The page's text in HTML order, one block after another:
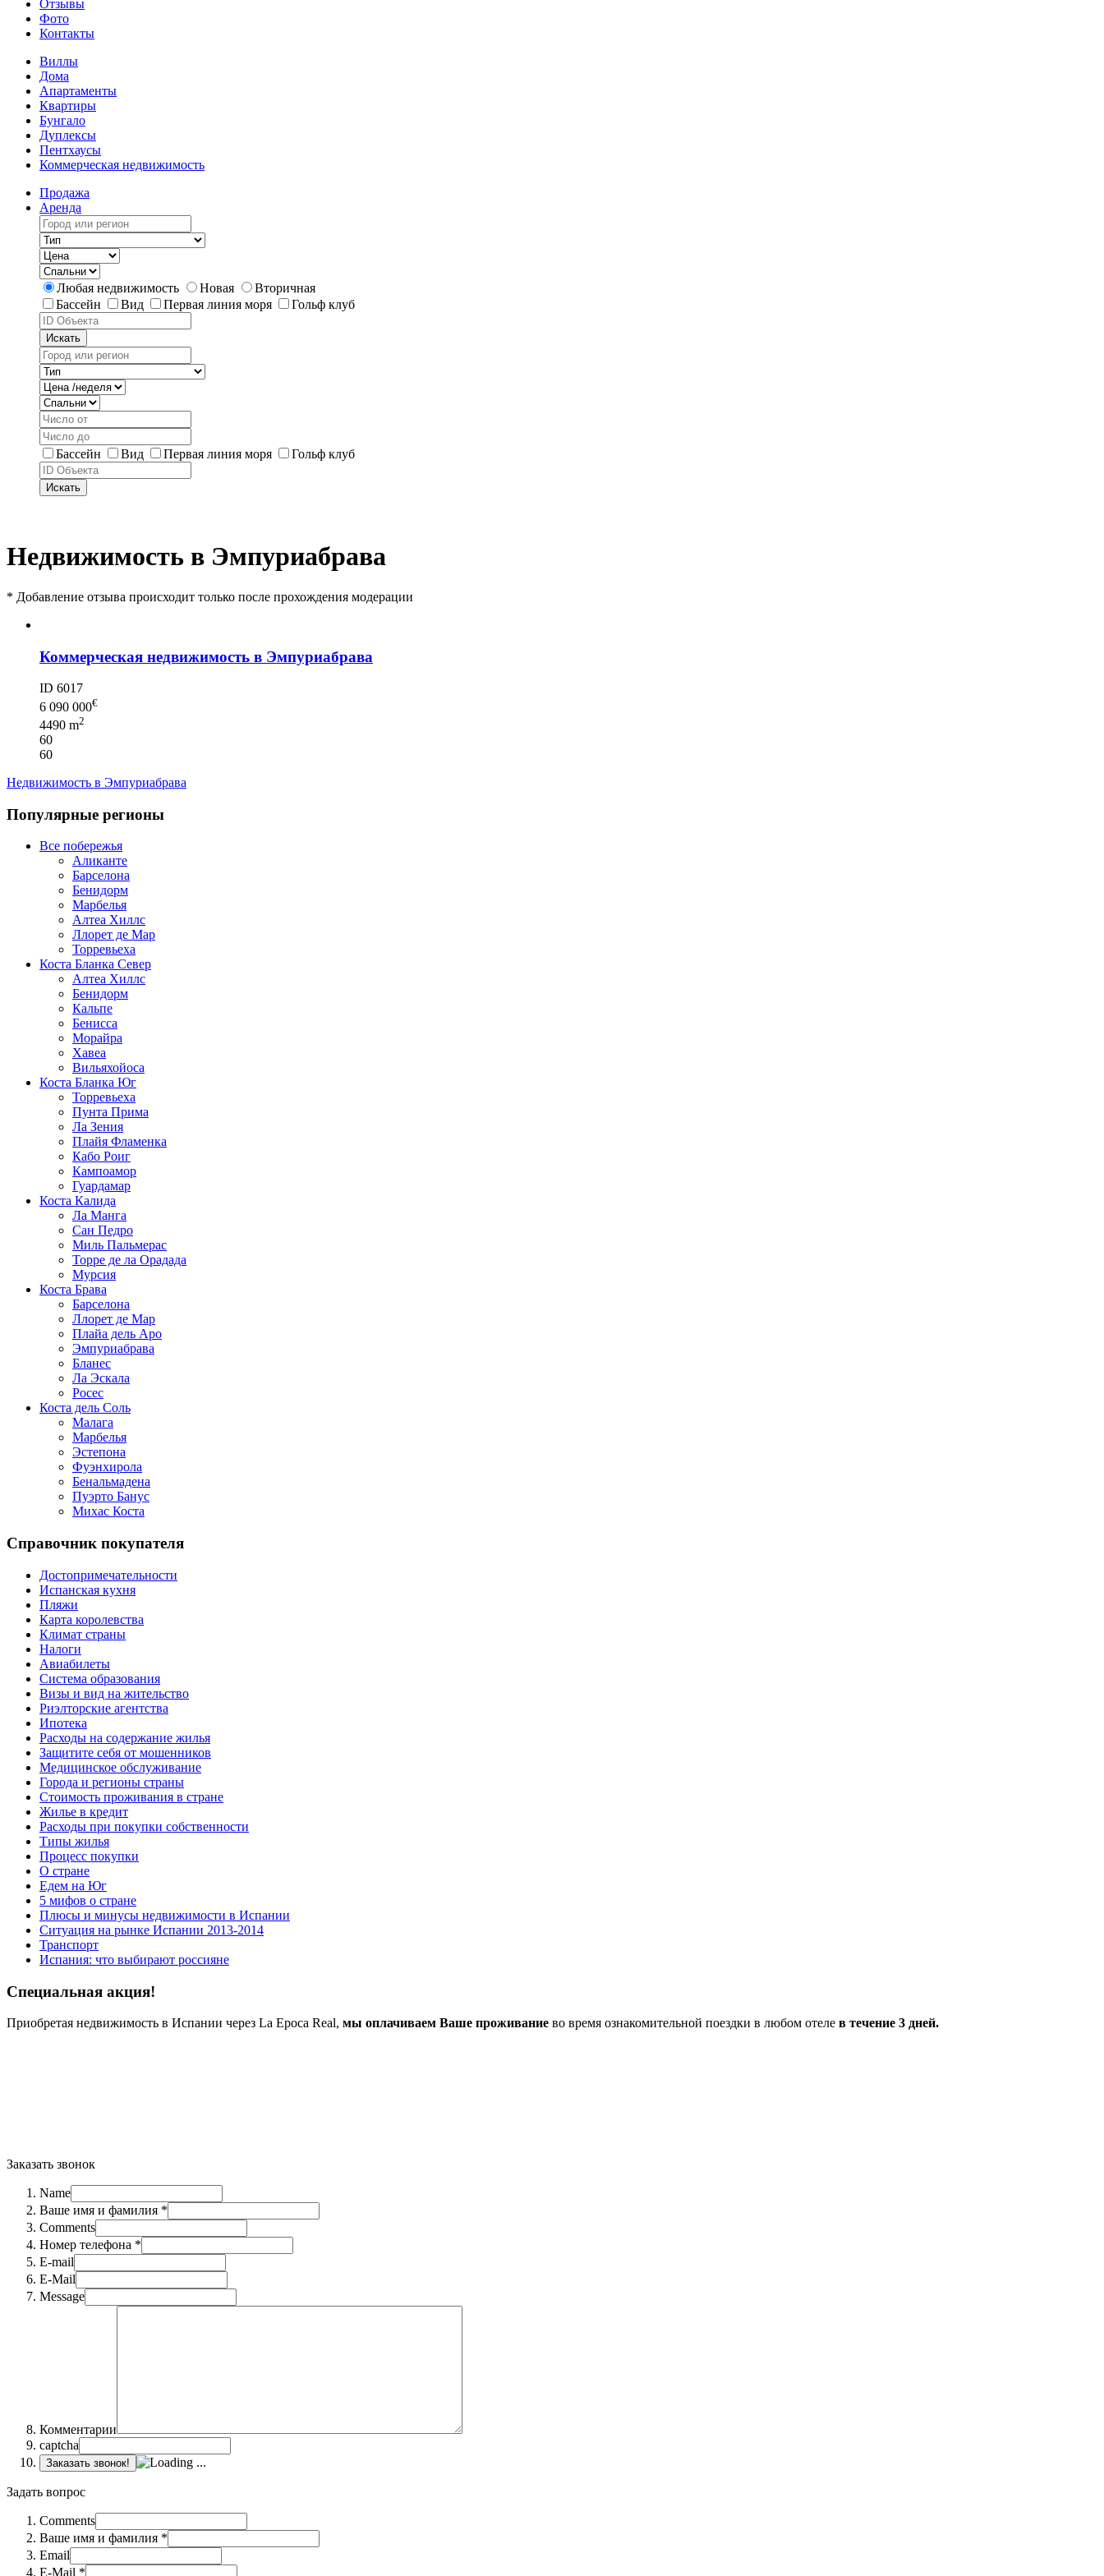
Отзывы
Фото
Контакты
Виллы
Дома
Апартаменты
Квартиры
Бунгало
Дуплексы
Пентхаусы
Коммерческая недвижимость
Продажа
Аренда
Любая недвижимость Новая
Вторичная
Бассейн
Вид Первая линия моря Гольф клуб
Искать
Бассейн Вид Первая линия моря Гольф клуб
Искать
Недвижимость в Эмпуриабрава
* Добавление отзыва происходит только после прохождения модерации
Коммерческая недвижимость в Эмпуриабрава
ID 6017
6 090 000€
4490 m2
60
60
Недвижимость в Эмпуриабрава
Популярные регионы
Все побережья
Аликанте
Барселона
Бенидорм
Марбелья
Алтеа Хиллс
Ллорет де Мар
Торревьеха
Коста Бланка Север
Алтеа Хиллс
Бенидорм
Кальпе
Бенисса
Морайра
Хавеа
Вильяхойоса
Коста Бланка Юг
Торревьеха
Пунта Прима
Ла Зения
Плайя Фламенка
Кабо Роиг
Кампоамор
Гуардамар
Коста Калида
Ла Манга
Сан Педро
Миль Пальмерас
Торре де ла Орадада
Мурсия
Коста Брава
Барселона
Ллорет де Мар
Плайа дель Аро
Эмпуриабрава
Бланес
Ла Эскала
Росес
Коста дель Соль
Малага
Марбелья
Эстепона
Фуэнхирола
Бенальмадена
Пуэрто Банус
Михас Коста
Справочник покупателя
Достопримечательности
Испанская кухня
Пляжи
Карта королевства
Климат страны
Налоги
Авиабилеты
Система образования
Визы и вид на жительство
Риэлторские агентства
Ипотека
Расходы на содержание жилья
Защитите себя от мошенников
Медицинское обслуживание
Города и регионы страны
Стоимость проживания в стране
Жилье в кредит
Расходы при покупки собственности
Типы жилья
Процесс покупки
О стране
Едем на Юг
5 мифов о стране
Плюсы и минусы недвижимости в Испании
Ситуация на рынке Испании 2013-2014
Транспорт
Испания: что выбирают россияне
Специальная акция!
Приобретая недвижимость в Испании через La Epoca Real, мы оплачиваем Ваше проживание во время ознакомительной поездки в любом отеле в течение 3 дней.
Заказать звонок
Name
Ваше имя и фамилия *
Comments
Номер телефона *
E-mail
E-Mail
Message
Комментарии
captcha
Заказать звонок!
Задать вопрос
Comments
Ваше имя и фамилия *
Email
E-Mail *